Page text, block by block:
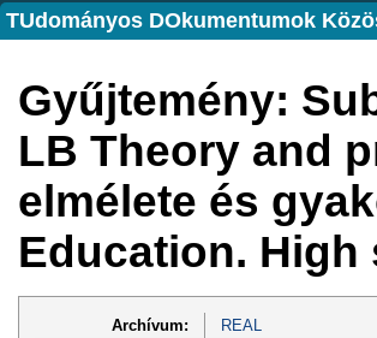
TUdományos DOkumentumok
Gyűjtemény:
LB Theory and
elmélete és
Education.
Archívum:
REAL